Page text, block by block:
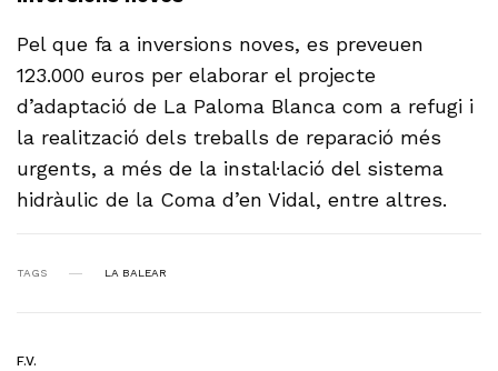
Pel que fa a inversions noves, es preveuen
123.000 euros per elaborar el projecte
d’adaptació de La Paloma Blanca com a refugi i
la realització dels treballs de reparació més
urgents, a més de la instal·lació del sistema
hidràulic de la Coma d’en Vidal, entre altres.
TAGS LA BALEAR
F.V.